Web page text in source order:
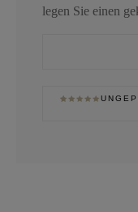
legen Sie einen